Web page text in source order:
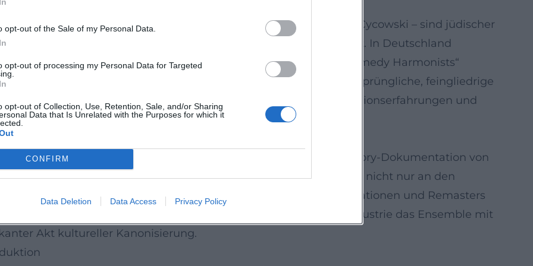
opt-out of the Sale of my Personal Data.
opt-out of processing my Personal Data for Targeted
opt-out of Collection, Use, Retention, Sale, and/or Sharing
Data that Is Unrelated with the Purposes for which it
CONFIRM
Data Deletion Data Access Privacy Policy
Exil
kippt die Situation. Drei Mitglieder – Frommermann, Collin, Cycowski – sind jüdischer
trifft die Gruppe das Berufsverbot, das das Sextett faktisch zerreißt. In Deutschland
Harmonists)“, während die jüdischen Mitglieder im Exil als „Comedy Harmonists“
sich: Kontinuität im Markenzeichen-Sound, aber ohne die ursprüngliche, feingliedrige
bis in die USA; doch die globale politische Lage, Emigrationserfahrungen und
allmählich abebben.
Das Nachleben einer Legende
zunächst in den Hintergrund, bis die feinsinnige Oral-History-Dokumentation von
Wiederentdeckung auslöst. In den 1990ern folgt ein Kinofilm, der nicht nur an den
Virtuosität neu hörbar macht. Reissue-Serien, Kompilationen und Remasters
Katalogen präsent bleiben. 1998 würdigt die deutsche Musikindustrie das Ensemble mit
Akt kultureller Kanonisierung.